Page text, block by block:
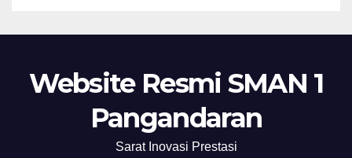
Website Resmi SMAN 1
Pangandaran
Sarat Inovasi Prestasi